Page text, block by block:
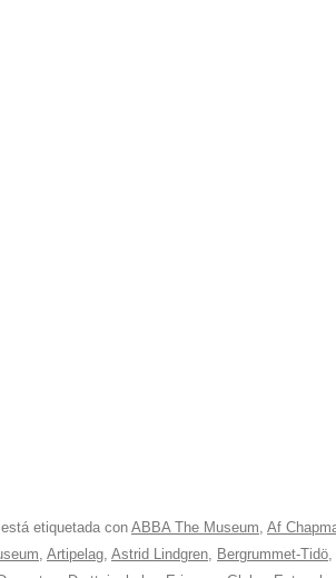
etiquetada con ABBA The Museum, Af
, Artipelag, Astrid Lindgren, Bergrummet-Tidö,